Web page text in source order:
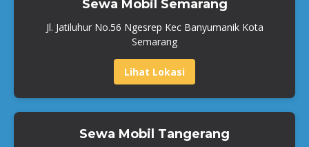
Sewa Mobil Semarang
Jl. Jatiluhur No.56 Ngesrep Kec Banyumanik Kota
Semarang
Lihat Lokasi
Sewa Mobil Tangerang